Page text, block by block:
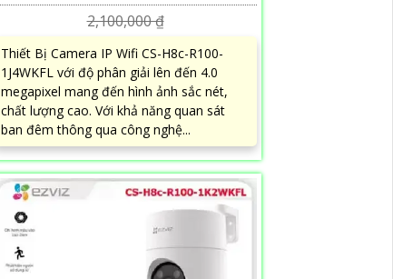
2,100,000 ₫
Thiết Bị Camera IP Wifi CS-H8c-R100-
1J4WKFL với độ phân giải lên đến 4.0
megapixel mang đến hình ảnh sắc nét,
chất lượng cao. Với khả năng quan sát
ban đêm thông qua công nghệ...